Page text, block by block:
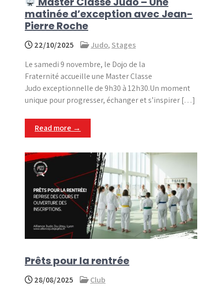
matinée d’exception avec Jean-
Pierre Roche
22/10/2025 Judo, Stages
Le samedi 9 novembre, le Dojo de la
Fraternité accueille une Master Classe
Judo exceptionnelle de 9h30 à 12h30.Un moment
unique pour progresser, échanger et s’inspirer […]
Read more →
Prêts pour la rentrée
28/08/2025
Club